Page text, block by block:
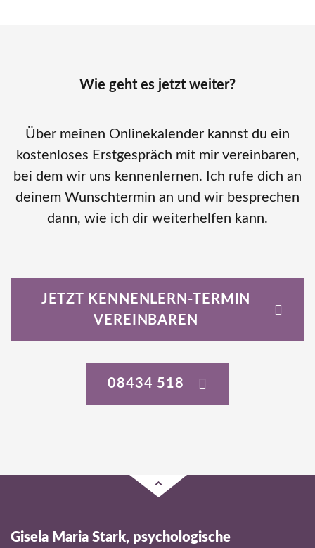
Wie geht es jetzt weiter?
Über meinen Onlinekalender kannst du ein
kostenloses Erstgespräch mit mir vereinbaren,
bei dem wir uns kennenlernen. Ich rufe dich an
deinem Wunschtermin an und wir besprechen
dann, wie ich dir weiterhelfen kann.
JETZT KENNENLERN-TERMIN
VEREINBAREN
08434 518
Gisela Maria Stark, psychologische